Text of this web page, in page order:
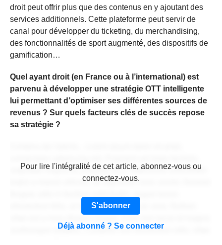
droit peut offrir plus que des contenus en y ajoutant des
services additionnels. Cette plateforme peut servir de
canal pour développer du ticketing, du merchandising,
des fonctionnalités de sport augmenté, des dispositifs de
gamification…
Quel ayant droit (en France ou à l’international) est
parvenu à développer une stratégie OTT intelligente
lui permettant d’optimiser ses différentes sources de
revenus ? Sur quels facteurs clés de succès repose
sa stratégie ?
vulputate magna at, pulvinar arcu. Maecenas sollicitudin
turpis a mauris ultrices, ac dignissim nunc auctor. Aenean
elementum felis, ut lacinia nulla urna ac urna. Nullam
scelerisque sodales. Curabitur non fermentum odio, vitae
CONTENU RÉSERVÉ AUX
ABONNÉS
Pour lire l'intégralité de cet article, abonnez-vous ou
connectez-vous.
S'abonner
Déjà abonné ? Se connecter